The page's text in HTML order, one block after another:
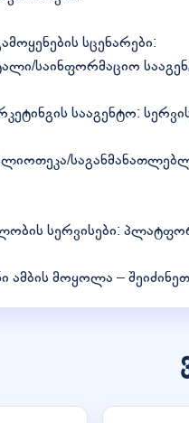
სცენარები:
საინფორმაციო
სააგენტო:
სერვისები:
ამბის მოყოლა –